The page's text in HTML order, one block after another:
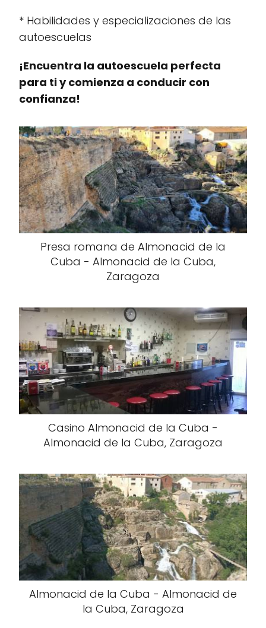
* Habilidades y especializaciones de las
autoescuelas
¡Encuentra la autoescuela perfecta
para ti y comienza a conducir con
confianza!
Presa romana de Almonacid de la
Cuba - Almonacid de la Cuba,
Zaragoza
Casino Almonacid de la Cuba -
Almonacid de la Cuba, Zaragoza
Almonacid de la Cuba - Almonacid de
la Cuba, Zaragoza